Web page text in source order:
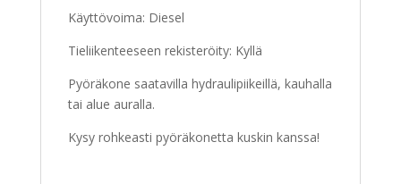
Käyttövoima: Diesel
Tieliikenteeseen rekisteröity: Kyllä
Pyöräkone saatavilla hydraulipiikeillä, kauhalla
tai alue auralla.
Kysy rohkeasti pyöräkonetta kuskin kanssa!